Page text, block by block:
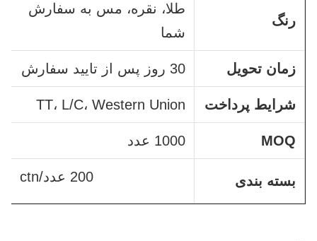
رنگ
طلا، نقره، مس به سفارش
شما
زمان تحویل 30 روز پس از تایید سفارش
شرایط پرداخت TT، L/C، Western Union
MOQ 1000 عدد
بسته بندی 200 عدد/ctn